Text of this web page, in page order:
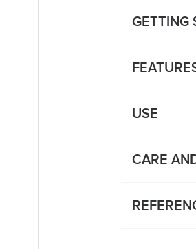
GETTING
USE
CARE